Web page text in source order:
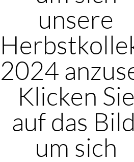
unsere
2024
Klicken Sie
auf das
um sich